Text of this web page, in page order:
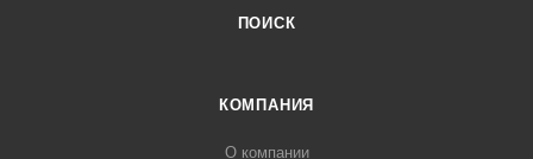
ПОИСК
КОМПАНИЯ
О компании